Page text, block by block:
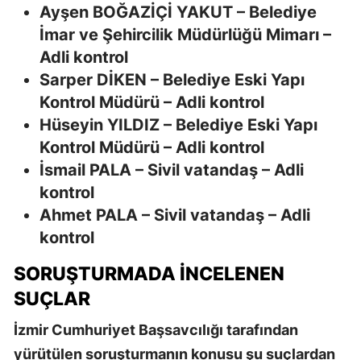
Ayşen BOĞAZİÇİ YAKUT – Belediye
İmar ve Şehircilik Müdürlüğü Mimarı –
Adli kontrol
Sarper DİKEN – Belediye Eski Yapı
Kontrol Müdürü – Adli kontrol
Hüseyin YILDIZ – Belediye Eski Yapı
Kontrol Müdürü – Adli kontrol
İsmail PALA – Sivil vatandaş – Adli
kontrol
Ahmet PALA – Sivil vatandaş – Adli
kontrol
SORUŞTURMADA İNCELENEN
SUÇLAR
İzmir Cumhuriyet Başsavcılığı tarafından
yürütülen soruşturmanın konusu şu suçlardan